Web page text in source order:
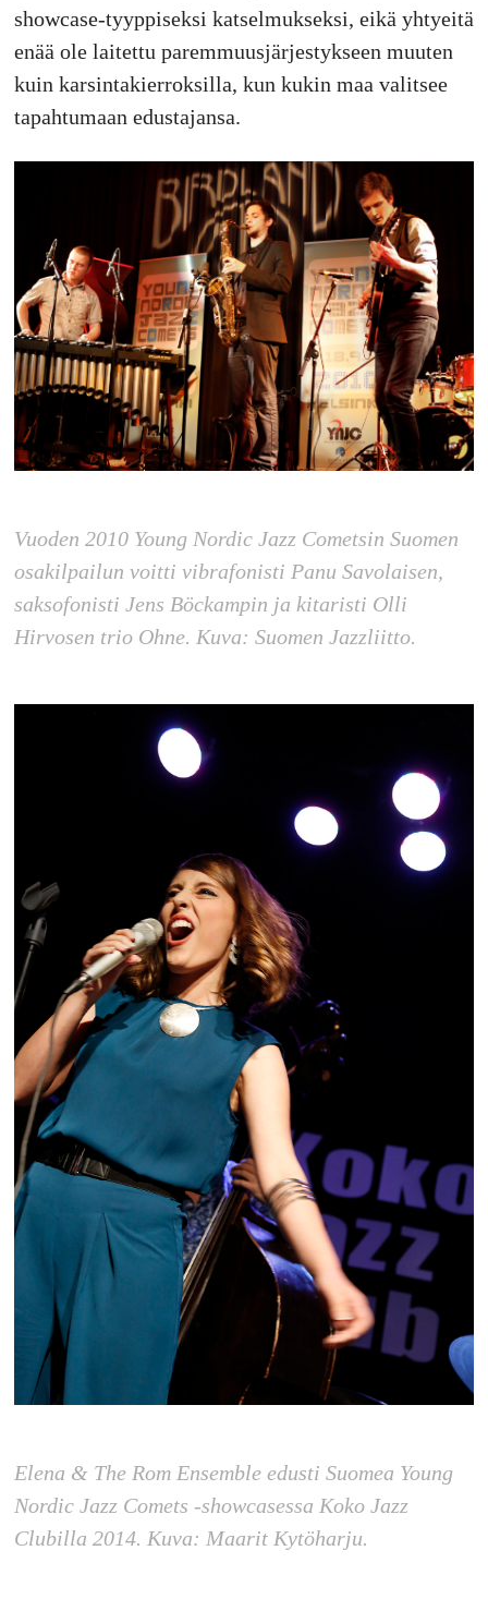
showcase-tyyppiseksi katselmukseksi, eikä yhtyeitä
enää ole laitettu paremmuusjärjestykseen muuten
kuin karsintakierroksilla, kun kukin maa valitsee
tapahtumaan edustajansa.
Vuoden 2010 Young Nordic Jazz Cometsin Suomen
osakilpailun voitti vibrafonisti Panu Savolaisen,
saksofonisti Jens Böckampin ja kitaristi Olli
Hirvosen trio Ohne. Kuva: Suomen Jazzliitto.
Elena & The Rom Ensemble edusti Suomea Young
Nordic Jazz Comets -showcasessa Koko Jazz
Clubilla 2014. Kuva: Maarit Kytöharju.